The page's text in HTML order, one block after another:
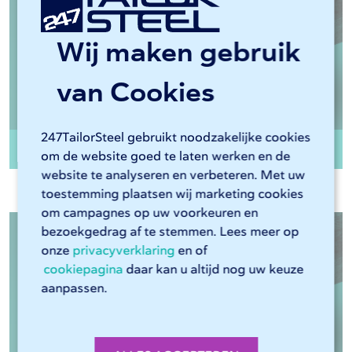
Wij maken gebruik
van Cookies
247TailorSteel gebruikt noodzakelijke cookies
om de website goed te laten werken en de
website te analyseren en verbeteren. Met uw
toestemming plaatsen wij marketing cookies
om campagnes op uw voorkeuren en
bezoekgedrag af te stemmen. Lees meer op
onze privacyverklaring en of
cookiepagina daar kan u altijd nog uw keuze
aanpassen.
Ronde buis Staal EN10255 kgw S195T